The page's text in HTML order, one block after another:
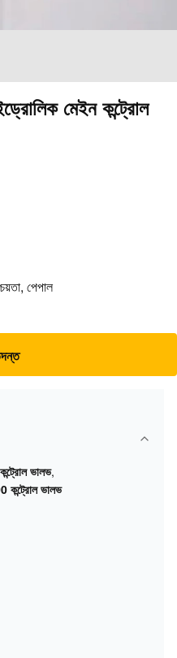
মেইন কন্ট্রোল
পেপাল
ভালভ,
ভালভ